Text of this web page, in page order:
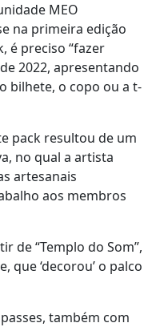
MEO
na primeira edição
é preciso “fazer
2022, apresentando
bilhete, o copo ou a t-
pack resultou de um
no qual a artista
artesanais
aos membros
de “Templo do Som”,
que ‘decorou’ o palco
também com